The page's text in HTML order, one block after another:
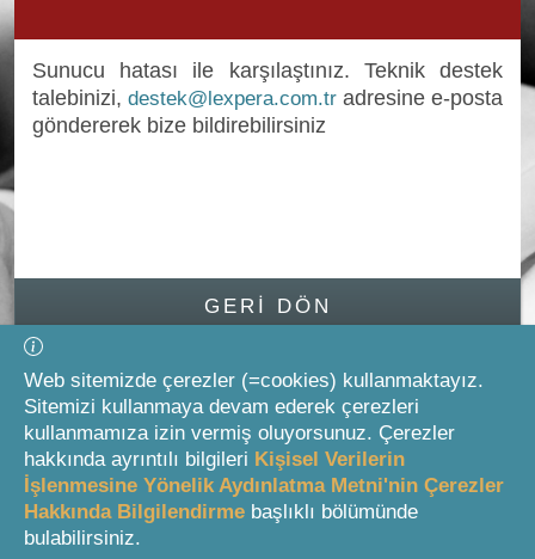
Giriş Formuna Atla
Sunucu hatası ile karşılaştınız. Teknik destek
talebinizi, destek@lexpera.com.tr adresine e-posta
göndererek bize bildirebilirsiniz
GERI DÖN
Web sitemizde çerezler (=cookies) kullanmaktayız.
Sitemizi kullanmaya devam ederek çerezleri
kullanmamıza izin vermiş oluyorsunuz. Çerezler
hakkında ayrıntılı bilgileri Kişisel Verilerin
İşlenmesine Yönelik Aydınlatma Metni'nin Çerezler
Hakkında Bilgilendirme başlıklı bölümünde
bulabilirsiniz.